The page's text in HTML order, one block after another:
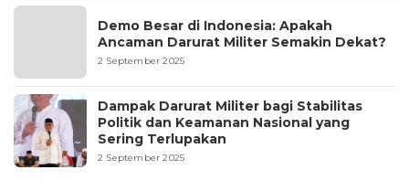
Demo Besar di Indonesia: Apakah
Ancaman Darurat Militer Semakin Dekat?
2 September 2025
Dampak Darurat Militer bagi Stabilitas
Politik dan Keamanan Nasional yang
Sering Terlupakan
2 September 2025